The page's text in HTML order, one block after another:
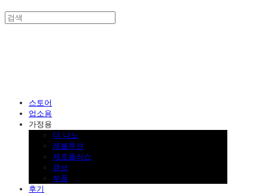
스토어
업소용
가정용
더 나노
레볼루션
제로플러스
큐브
부품
후기